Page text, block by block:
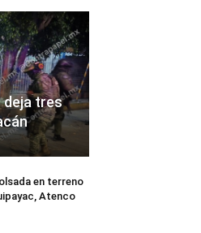
deja tres
en terreno
Atenco